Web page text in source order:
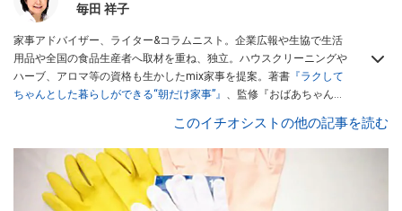
毎田 祥子
家事アドバイザー、ライター&コラムニスト。企業広報や生協で生活
用品や全国の食品生産者へ取材を重ね、独立。ハウスクリーニングや
ハーブ、アロマ等の資格も生かしたmix家事を提案。著書 『ラクして
ちゃんとした暮らしができる“朝だけ家事”』 、監修『おばあちゃんの
このイチオシストの他の記事を読む